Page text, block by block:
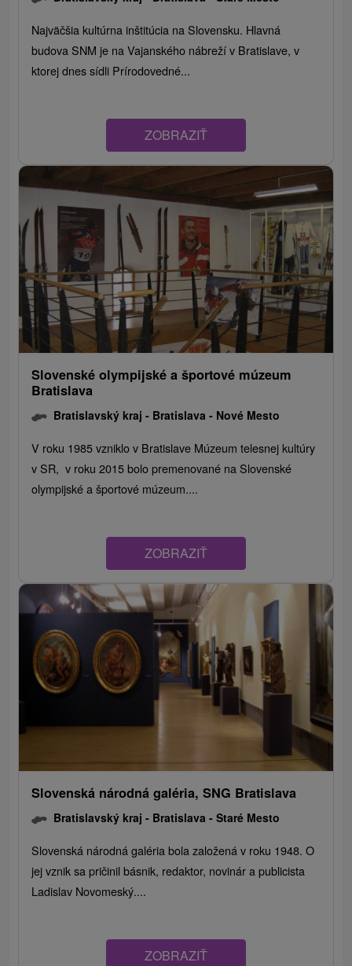
Najväčšia kultúrna inštitúcia na Slovensku. Hlavná
budova SNM je na Vajanského nábreží v Bratislave, v
ktorej dnes sídli Prírodovedné...
ZOBRAZIŤ
Slovenské olympijské a športové múzeum
Bratislava
Bratislavský kraj - Bratislava - Nové Mesto
V roku 1985 vzniklo v Bratislave Múzeum telesnej kultúry
v SR, v roku 2015 bolo premenované na Slovenské
olympijské a športové múzeum....
ZOBRAZIŤ
Slovenská národná galéria, SNG Bratislava
Bratislavský kraj - Bratislava - Staré Mesto
Slovenská národná galéria bola založená v roku 1948. O
jej vznik sa pričinil básnik, redaktor, novinár a publicista
Ladislav Novomeský....
ZOBRAZIŤ